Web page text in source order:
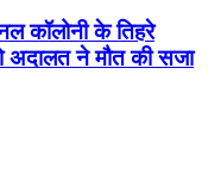
कॉलोनी के तिहरे
अदालत ने मौत की सजा